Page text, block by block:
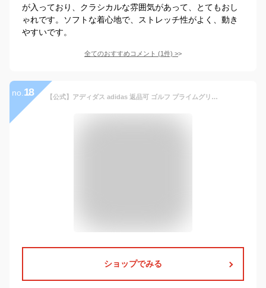
が入っており、クラシカルな雰囲気があって、とてもおし
ゃれです。ソフトな着心地で、ストレッチ性がよく、動き
やすいです。
全てのおすすめコメント (1件) >
no. 18 【公式】アディダス adidas 返品可 ゴルフ プライムグリーン カラーブロック 長袖シャツ メンズ ウェア・服 トップス ポロシャツ グレー H43769
ショップでみる